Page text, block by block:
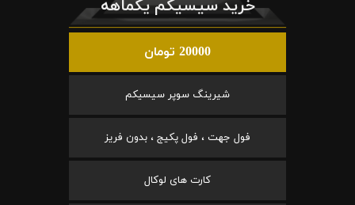
خرید سیسیکم یکماهه
20000 تومان
شیرینگ سوپر سیسیکم
فول جهت ، فول پکیج ، بدون فریز
کارت های لوکال